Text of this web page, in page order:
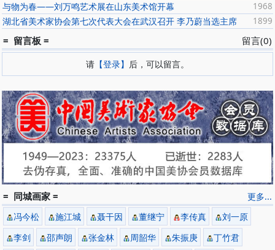
1968
与物为春——刘万鸣艺术展在山东美术馆开幕
1899
湖北省美术家协会第七次代表大会在武汉召开 李乃蔚当选主席
留言(0)
= 留言板 =
请 【登录】 后，可以留言。
更多...
= 同城画家 =
冯今松 施江城 聂干因 董继宁 李传真
刘一原
李剑
邵声朗 张金林 周韶华 朱振庚
丁竹君